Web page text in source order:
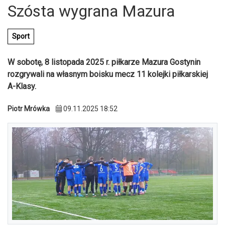
Szósta wygrana Mazura
Sport
W sobotę, 8 listopada 2025 r. piłkarze Mazura Gostynin
rozgrywali na własnym boisku mecz 11 kolejki piłkarskiej
A-Klasy.
Piotr Mrówka 09.11.2025 18:52